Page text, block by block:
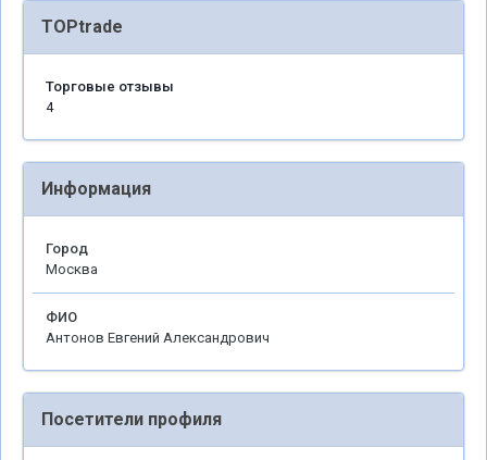
TOPtrade
Торговые отзывы
4
Информация
Город
Москва
ФИО
Антонов Евгений Александрович
Посетители профиля